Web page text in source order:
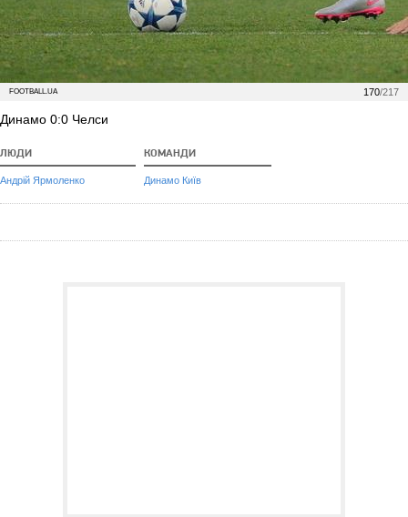
170/217
FOOTBALL.UA
Динамо 0:0 Челси
ЛЮДИ
Андрій Ярмоленко
КОМАНДИ
Динамо Київ